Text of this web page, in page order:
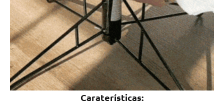
Caraterísticas: